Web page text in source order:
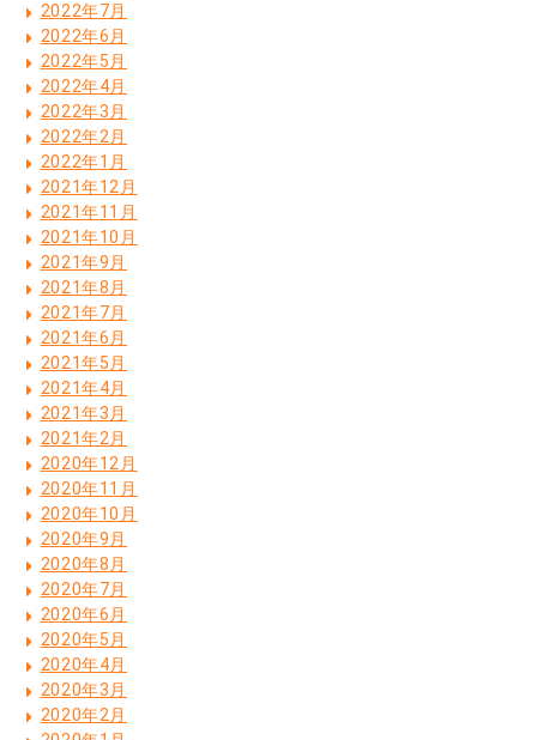
2022年7月
2022年6月
2022年5月
2022年4月
2022年3月
2022年2月
2022年1月
2021年12月
2021年11月
2021年10月
2021年9月
2021年8月
2021年7月
2021年6月
2021年5月
2021年4月
2021年3月
2021年2月
2020年12月
2020年11月
2020年10月
2020年9月
2020年8月
2020年7月
2020年6月
2020年5月
2020年4月
2020年3月
2020年2月